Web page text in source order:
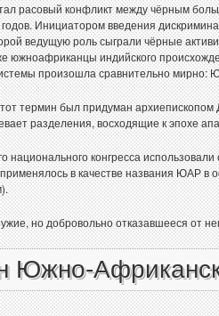
расовый конфликт между чёрным
Инициатором введения
ведущую роль сыграли чёрные
южноафриканцы индийского
произошла сравнительно
термин был придуман
разделения, восходящие к эпохе
конгресса
в качестве названия ЮАР в
но добровольно отказавшееся от
Южно-